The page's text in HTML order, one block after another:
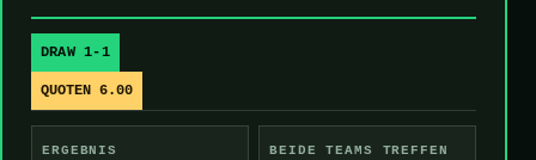
DRAW 1-1
QUOTEN 6.00
ERGEBNIS BEIDE TEAMS TREFFEN